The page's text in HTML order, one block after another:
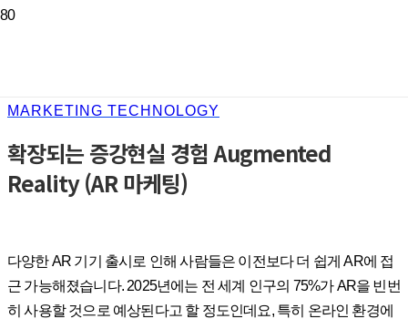
MARKETING TECHNOLOGY
확장되는 증강현실 경험 Augmented
Reality (AR 마케팅)
다양한 AR 기기 출시로 인해 사람들은 이전보다 더 쉽게 AR에 접
근 가능해졌습니다. 2025년에는 전 세계 인구의 75%가 AR을 빈번
히 사용할 것으로 예상된다고 할 정도인데요, 특히 온라인 환경에